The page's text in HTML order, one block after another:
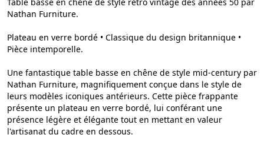
Nathan Furniture.
Plateau en verre bordé • Classique du design britannique •
Pièce intemporelle.
Une fantastique table basse en chêne de style mid-century par
Nathan Furniture, magnifiquement conçue dans le style de
leurs modèles iconiques antérieurs. Cette pièce frappante
présente un plateau en verre bordé, lui conférant une
présence légère et élégante tout en mettant en valeur
l'artisanat du cadre en dessous.